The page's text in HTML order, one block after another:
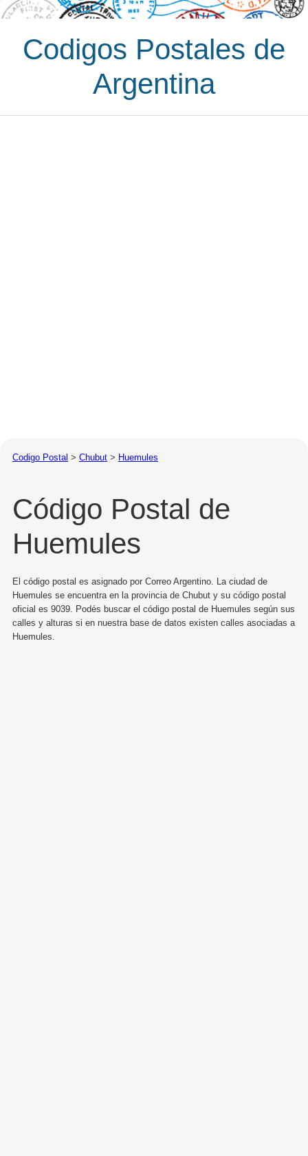
Codigos Postales de
Argentina
Codigo Postal > Chubut > Huemules
Código Postal de
Huemules
El código postal es asignado por Correo Argentino. La ciudad de
Huemules se encuentra en la provincia de Chubut y su código postal
oficial es 9039. Podés buscar el código postal de Huemules según sus
calles y alturas si en nuestra base de datos existen calles asociadas a
Huemules.